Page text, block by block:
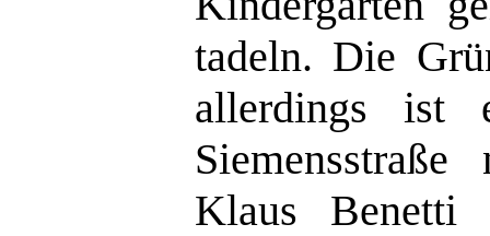
tadeln. Die
allerdings ist
Klaus Benetti